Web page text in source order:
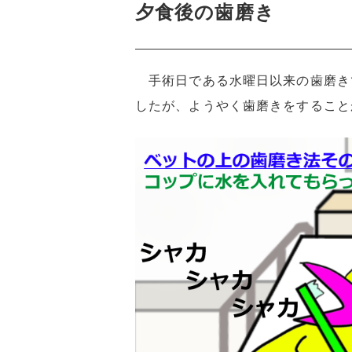
夕食後の歯磨き
手術日である水曜日以来の歯磨
したが、ようやく歯磨きをするこ